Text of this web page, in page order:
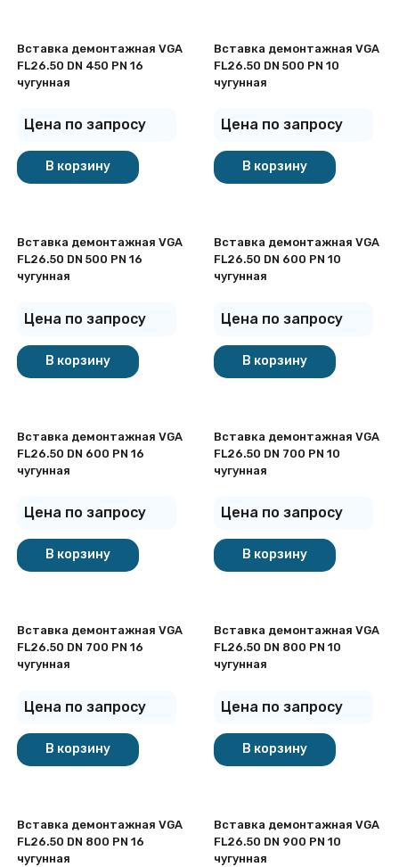
Вставка демонтажная VGA
FL26.50 DN 450 PN 16
чугунная
Цена по запросу
В корзину
Вставка демонтажная VGA
FL26.50 DN 500 PN 10
чугунная
Цена по запросу
В корзину
Вставка демонтажная VGA
FL26.50 DN 500 PN 16
чугунная
Цена по запросу
В корзину
Вставка демонтажная VGA
FL26.50 DN 600 PN 10
чугунная
Цена по запросу
В корзину
Вставка демонтажная VGA
FL26.50 DN 600 PN 16
чугунная
Цена по запросу
В корзину
Вставка демонтажная VGA
FL26.50 DN 700 PN 10
чугунная
Цена по запросу
В корзину
Вставка демонтажная VGA
FL26.50 DN 700 PN 16
чугунная
Цена по запросу
В корзину
Вставка демонтажная VGA
FL26.50 DN 800 PN 10
чугунная
Цена по запросу
В корзину
Вставка демонтажная VGA
FL26.50 DN 800 PN 16
чугунная
Вставка демонтажная VGA
FL26.50 DN 900 PN 10
чугунная